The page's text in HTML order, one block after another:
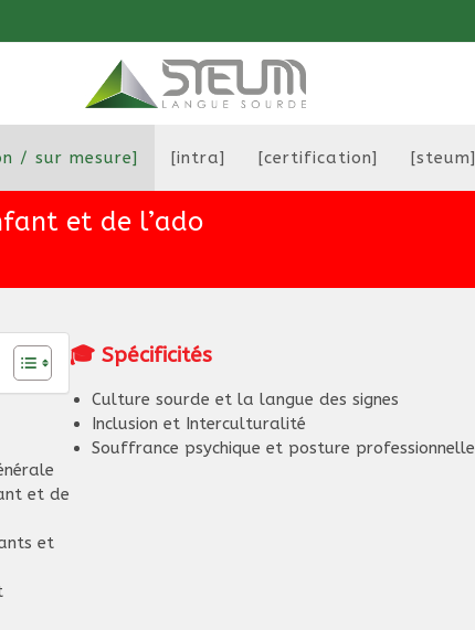
/ sur mesure] [intra] [certification] [steum]
et de l’ado
et de
et
🎓 Spécificités
Culture sourde et la langue des signes
Inclusion et Interculturalité
Souffrance psychique et posture professionnelle